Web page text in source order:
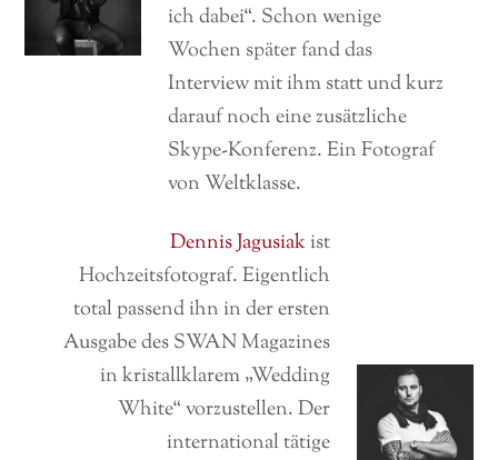
ich dabei“. Schon wenige
Wochen später fand das
Interview mit ihm statt und kurz
darauf noch eine zusätzliche
Skype-Konferenz. Ein Fotograf
von Weltklasse.
Dennis Jagusiakist
Hochzeitsfotograf. Eigentlich
total passend ihn in der ersten
Ausgabe des SWAN Magazines
in kristallklarem „Wedding
White“ vorzustellen. Der
international tätige